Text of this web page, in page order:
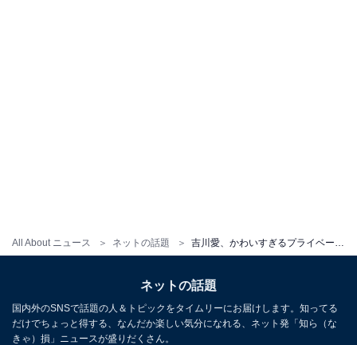
All About ニュース ネットの話題 吉川愛、かわいすぎるプライベートショット！ 「家族で過ごしたの～？」「休日おしゃれで可愛すぎる」
ネットの話題
国内外のSNSで話題の人＆トピックをタイムリーにお届けします。知ってる
だけでちょっと得する、なんだか楽しい気分になれる、ネット発「知ら（な
きゃ）損」ニュースが盛りだくさん。